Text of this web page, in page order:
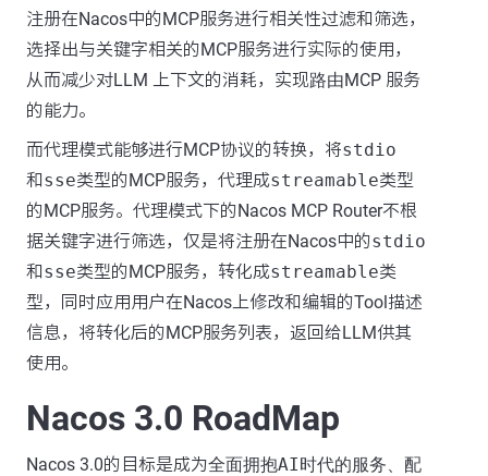
注册在Nacos中的MCP服务进行相关性过滤和筛选，
选择出与关键字相关的MCP服务进行实际的使用，
从而减少对LLM 上下文的消耗，实现路由MCP 服务
的能力。
而代理模式能够进行MCP协议的转换，将stdio
和sse类型的MCP服务，代理成streamable类型
的MCP服务。代理模式下的Nacos MCP Router不根
据关键字进行筛选，仅是将注册在Nacos中的stdio
和sse类型的MCP服务，转化成streamable类
型，同时应用用户在Nacos上修改和编辑的Tool描述
信息，将转化后的MCP服务列表，返回给LLM供其
使用。
Nacos 3.0 RoadMap
Nacos 3.0的目标是成为全面拥抱AI时代的服务、配